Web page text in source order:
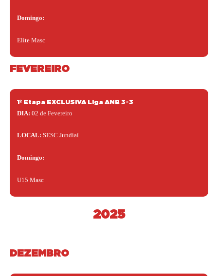
Domingo:
Elite Masc
FEVEREIRO
1º Etapa EXCLUSIVA Liga ANB 3×3
DIA: 02 de Fevereiro
LOCAL: SESC Jundiaí
Domingo:
U15 Masc
2025
DEZEMBRO